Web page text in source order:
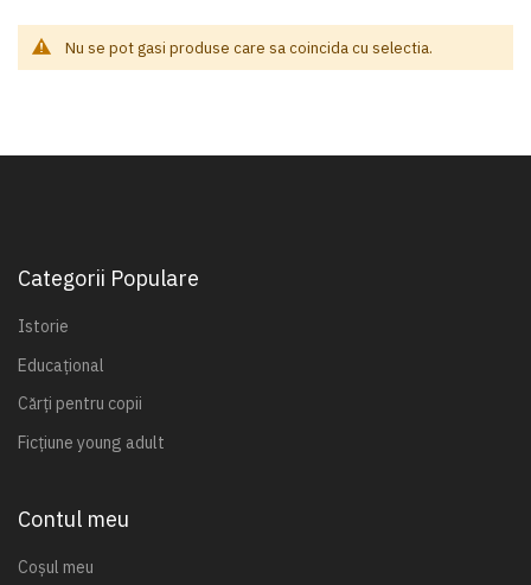
Nu se pot gasi produse care sa coincida cu selectia.
Categorii Populare
Istorie
Educațional
Cărți pentru copii
Ficțiune young adult
Contul meu
Coșul meu